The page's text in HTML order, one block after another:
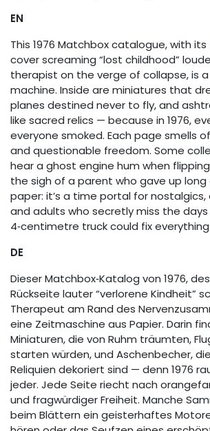
EN
This 1976 Matchbox catalogue, with its
cover screaming “lost childhood”
therapist on the verge of collapse, is
machine. Inside are miniatures that
planes destined never to fly, and
like sacred relics — because in 1976,
everyone smoked. Each page smells
and questionable freedom. Some
hear a ghost engine hum when
the sigh of a parent who gave up long
paper: it’s a time portal for
and adults who secretly miss the days
4‑centimetre truck could fix everything.
DE
Dieser Matchbox‑Katalog von 1976,
Rückseite lauter “verlorene Kindheit”
Therapeut am Rand des
eine Zeitmaschine aus Papier. Darin
Miniaturen, die von Ruhm träumten,
starten würden, und Aschenbecher,
Reliquien dekoriert sind — denn 1976
jeder. Jede Seite riecht nach
und fragwürdiger Freiheit. Manche
beim Blättern ein geisterhaftes